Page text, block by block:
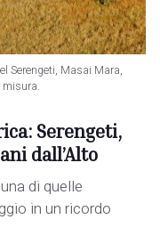
Serengeti, Masai Mara,
Serengeti,
dall’Alto
di quelle
in un ricordo